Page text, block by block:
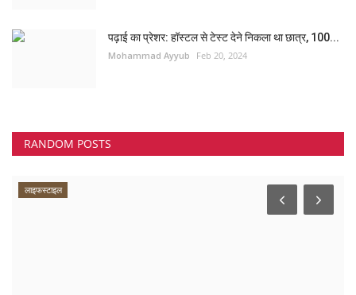
पढ़ाई का प्रेशर: हॉस्टल से टेस्ट देने निकला था छात्र, 100...
Mohammad Ayyub Feb 20, 2024
RANDOM POSTS
लाइफस्टाइल